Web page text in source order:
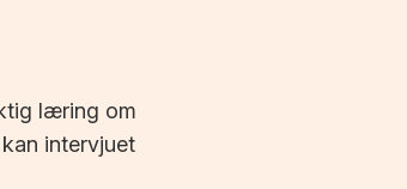
læring om
intervjuet